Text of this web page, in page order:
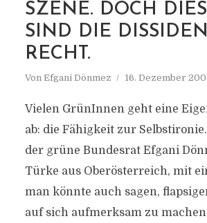
SZENE. DOCH
SIND DIE
RECHT.
Von Efgani Dönmez 16. Dezember
Vielen GrünInnen geht eine
ab: die Fähigkeit zur
der grüne Bundesrat Efgani
Türke aus Oberösterreich, mit
man könnte auch sagen,
auf sich aufmerksam zu